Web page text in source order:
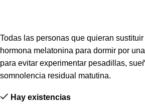
Todas las personas que quieran
hormona melatonina para dormir por
para evitar experimentar pesadillas,
somnolencia residual matutina.
Hay existencias